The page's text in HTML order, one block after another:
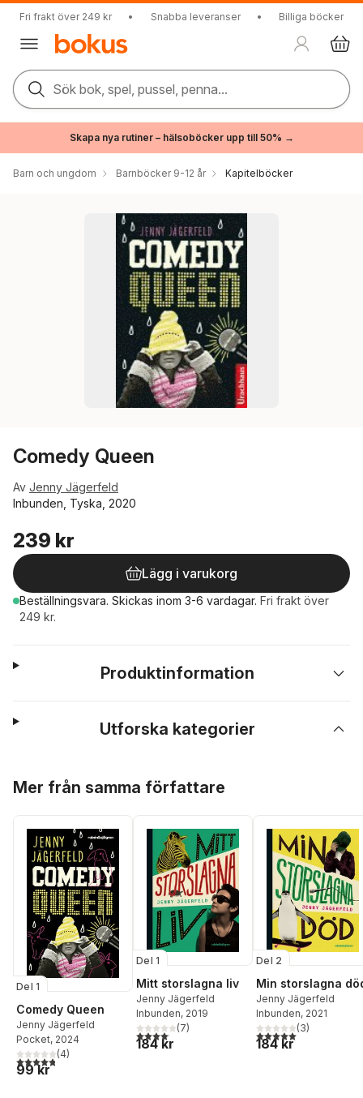
Fri frakt över 249 kr • Snabba leveranser • Billiga böcker
Sök bok, spel, pussel, penna...
Skapa nya rutiner – hälsoböcker upp till 50% →
Barn och ungdom Barnböcker 9-12 år Kapitelböcker
Comedy Queen
Av Jenny Jägerfeld
Inbunden, Tyska, 2020
239 kr
Lägg i varukorg
Beställningsvara. Skickas inom 3-6 vardagar. Fri frakt över
249 kr.
Produktinformation
Utforska kategorier
Mer från samma författare
Del 1
Comedy Queen
Jenny Jägerfeld
Pocket, 2024
4,8utav 5 stjärnor. Totalt antal röster:
(4)
99 kr
Del 1
Mitt storslagna liv
Jenny Jägerfeld
Inbunden, 2019
4,1utav 5 stjärnor. Totalt antal röster:
(7)
184 kr
Del 2
Min storslagna
Jenny Jägerfeld
Inbunden, 2021
5,0utav 5 stjärnor.
(3)
184 kr